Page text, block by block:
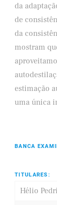
da
de
da
mostram
estimação
uma única
BANCA
TITULARES:
Hélio